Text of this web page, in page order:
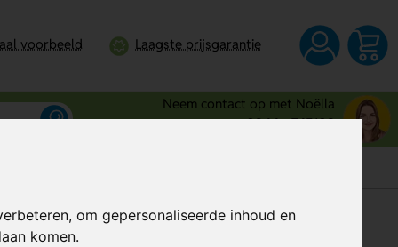
om gepersonaliseerde inhoud en
komen.
voorbeeld Laagste prijsgarantie
Neem contact op met Noëlla
0344 - 745109
Al vanaf€ 11,66 per stuk (excl. BTW)